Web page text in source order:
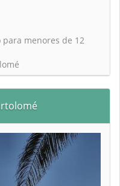
para menores de 12